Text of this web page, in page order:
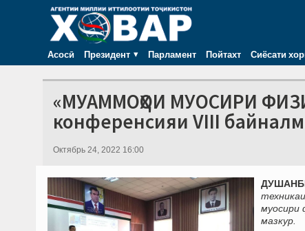
Асосӣ Президент Парламент Пойтахт Сиёсати
«МУАММОҲОИ МУОСИРИ
конференсияи VIII
Октябрь 24, 2022 16:00
муосири
мазкур.